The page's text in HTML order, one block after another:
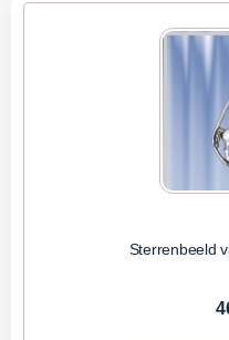
Sterrenbeeld